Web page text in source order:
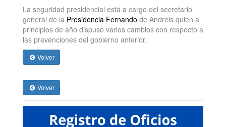
La seguridad presidencial está a cargo del secretario
general de la Presidencia Fernando de Andreis quien a
principios de año dispuso varios cambios con respecto a
las prevenciones del gobierno anterior.
Volver
Volver